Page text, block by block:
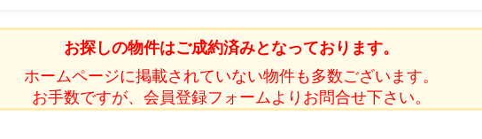
お探しの物件はご成約済みとなっております。
ホームページに掲載されていない物件も多数ございます。
お手数ですが、会員登録フォームよりお問合せ下さい。